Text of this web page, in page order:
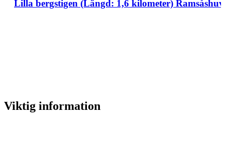
Lilla bergstigen (Längd: 1,6 kilometer)
Viktig information